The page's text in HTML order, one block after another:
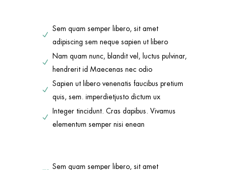
Sem quam semper libero, sit amet
adipiscing sem neque sapien ut libero
Nam quam nunc, blandit vel, luctus pulvinar,
hendrerit id Maecenas nec odio
Sapien ut libero venenatis faucibus pretium
quis, sem. imperdietjusto dictum ux
Integer tincidunt. Cras dapibus. Vivamus
elementum semper nisi enean
Sem quam semper libero, sit amet